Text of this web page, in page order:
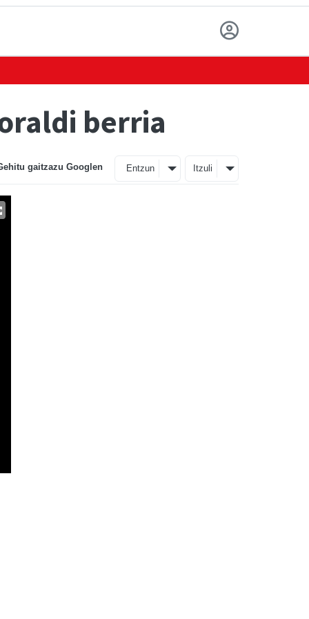
berria
gaitzazu Googlen Entzun Itzuli